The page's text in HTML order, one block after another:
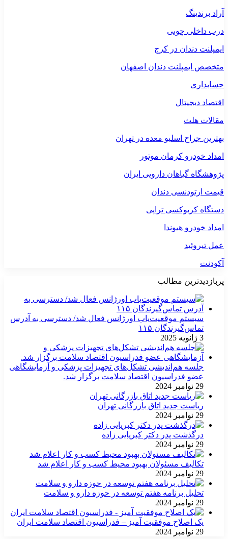
آراد برندینگ
درب داخلی چوبی
ایمپلنت دندان در کرج
متخصص ایمپلنت دندان اصفهان
حسابداری
اقتصاد دیجیتال
مقالات هلث
بهترین جراح اسلیو معده در تهران
امداد خودرو کرمان موتور
پژوهشگاه گیاهان دارویی ایران
قیمت ارتودنسی دندان
دستگاه کربوکسی تراپی
امداد خودرو هیوندا
عمل تیروئید
آکودنت
پربازدیدترین مطالب
سیستم موقعیت‌یاب اورژانس فعال شد/ دسترسی به آدرس
تماس‌گیرندگان ۱۱۵
3 ژانویه 2025
جلسه هم‌اندیشی تشکل‌های تجهیزات پزشکی و آزمایشگاهی
عضو فدراسیون اقتصاد سلامت برگزار شد.
29 نوامبر 2024
ریاست جدید اتاق بازرگانی تهران
29 نوامبر 2024
درگذشت پدر دکتر کبریایی زاده
29 نوامبر 2024
تکالیف مسئولان بهبود محیط کسب و کار اعلام شد
29 نوامبر 2024
تحلیل برنامه هفتم توسعه در حوزه دارو و سلامت
29 نوامبر 2024
یک اصلاح موفقیت آمیز – فدراسیون اقتصاد سلامت ایران
29 نوامبر 2024